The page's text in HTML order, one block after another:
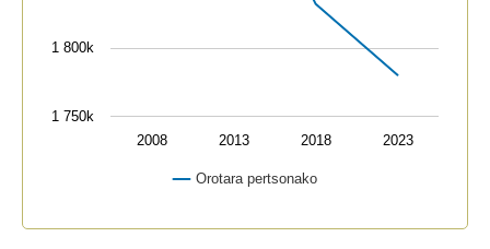
Orotara pertsonako
2008 2013 2018 2023
1 750k
1 800k